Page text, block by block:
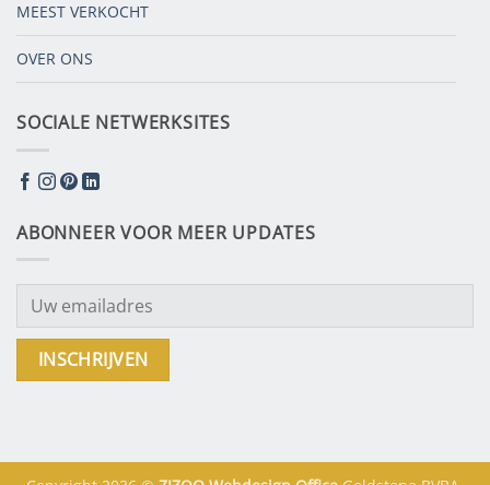
MEEST VERKOCHT
OVER ONS
SOCIALE NETWERKSITES
ABONNEER VOOR MEER UPDATES